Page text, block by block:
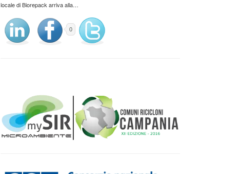
locale di Biorepack arriva alla…
0